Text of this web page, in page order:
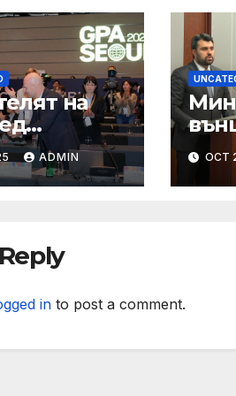
на
в
златна
ADMIN
по
OCT
in to post a comment.